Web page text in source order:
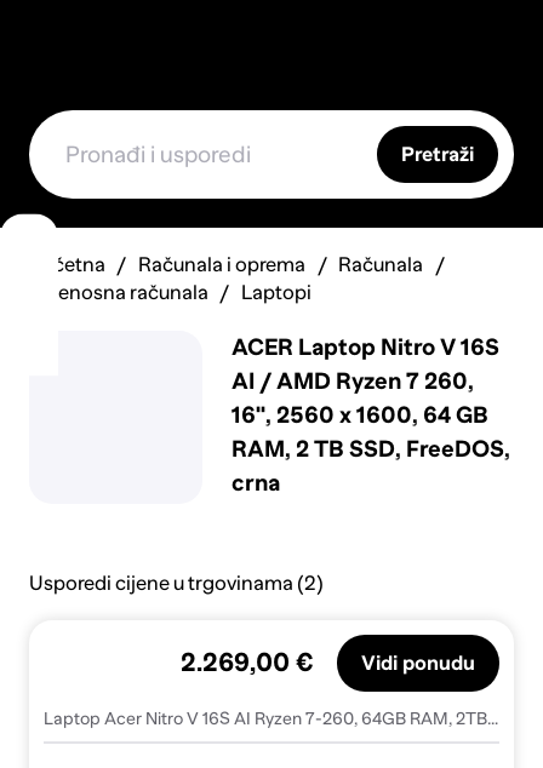
Pretraži
Početna Računala i oprema
Računala
Prijenosna računala
Laptopi
ACER Laptop Nitro V 16S
AI / AMD Ryzen 7 260,
16", 2560 x 1600, 64 GB
RAM, 2 TB SSD, FreeDOS,
crna
Usporedi cijene u trgovinama (2)
Laptop Acer Nitro V 16S AI Ryzen 7-260, 64GB RAM, 2TB SSD, RTX 5060
2.269,00 € Vidi ponudu